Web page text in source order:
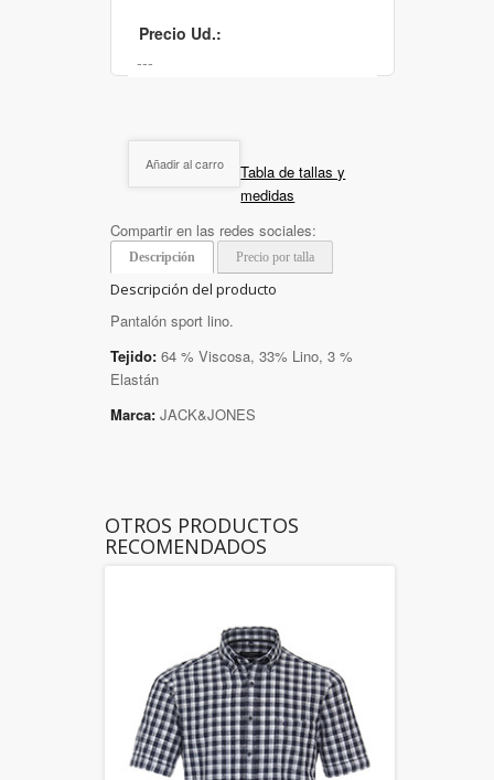
Precio Ud.:
Añadir al carro
Tabla de tallas y
medidas
Compartir en las redes sociales:
Descripción Precio por talla
Descripción del producto
Pantalón sport lino.
Tejido: 64 % Viscosa, 33% Lino, 3 %
Elastán
Marca: JACK&JONES
OTROS PRODUCTOS
RECOMENDADOS